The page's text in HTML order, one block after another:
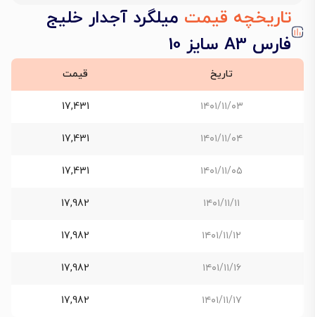
تاریخچه قیمت میلگرد آجدار خلیج
فارس A3 سایز 10
تاریخ قیمت
۱۴۰۱/۱۱/۰۳ 17,431
۱۴۰۱/۱۱/۰۴ 17,431
۱۴۰۱/۱۱/۰۵ 17,431
۱۴۰۱/۱۱/۱۱ 17,982
۱۴۰۱/۱۱/۱۲ 17,982
۱۴۰۱/۱۱/۱۶ 17,982
۱۴۰۱/۱۱/۱۷ 17,982